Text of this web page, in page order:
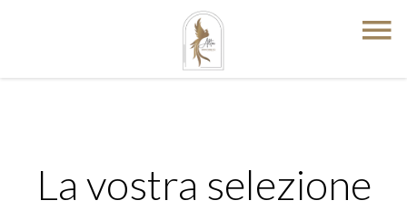
La vostra selezione